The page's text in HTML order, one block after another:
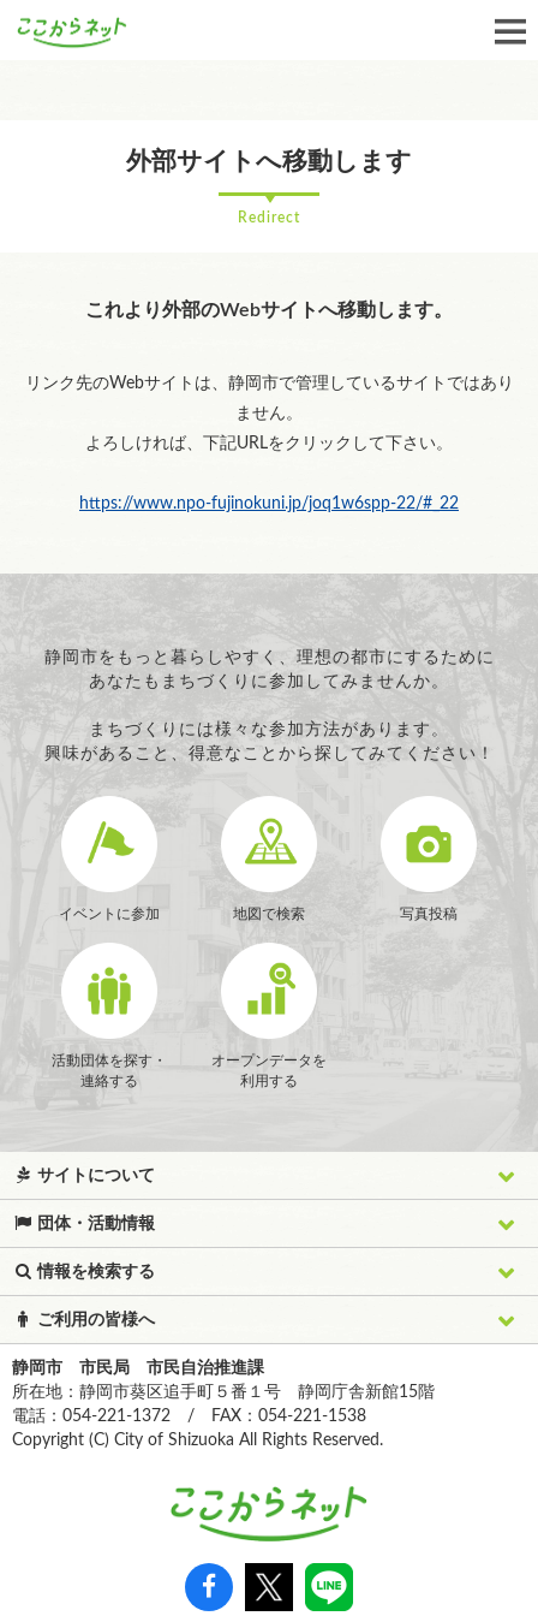
外部サイトへ移動します
Redirect
これより外部のWebサイトへ移動します。
リンク先のWebサイトは、静岡市で管理しているサイトではあり
ません。
よろしければ、下記URLをクリックして下さい。
https://www.npo-fujinokuni.jp/joq1w6spp-22/#_22
静岡市をもっと暮らしやすく、理想の都市にするために
あなたもまちづくりに参加してみませんか。
まちづくりには様々な参加方法があります。
興味があること、得意なことから探してみてください！
イベントに参加 地図で検索 写真投稿
活動団体を探す・
連絡する
オープンデータを
利用する
サイトについて
団体・活動情報
情報を検索する
ご利用の皆様へ
静岡市 市民局 市民自治推進課
所在地：静岡市葵区追手町５番１号 静岡庁舎新館15階
電話：054-221-1372 / FAX：054-221-1538
Copyright (C) City of Shizuoka All Rights Reserved.